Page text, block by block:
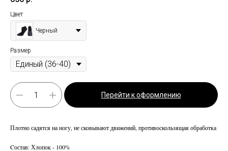
Цвет
Черный
Размер
Перейти к оформлению
Плотно садятся на ногу, не сковывают движений, противоскользящая обработка
Cостав: Хлопок - 100%